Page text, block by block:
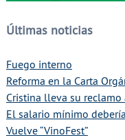
Últimas noticias
Fuego interno
Reforma en la Carta
Cristina lleva su reclamo
El salario mínimo
Vuelve “VinoFest”